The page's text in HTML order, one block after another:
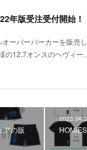
年版受注受付開始！
ーバーパーカーを販売し
の12.7オンスのヘヴィ
アの販